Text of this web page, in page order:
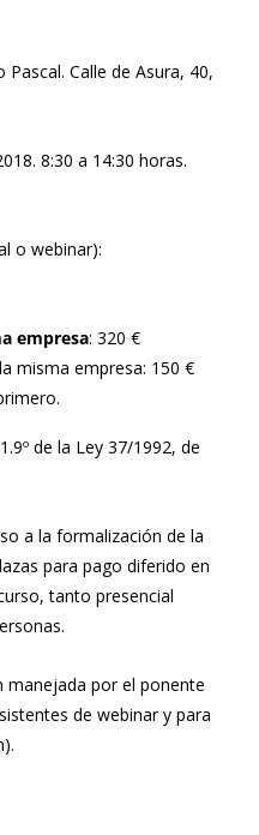
Pascal. Calle de Asura, 40,
8:30 a 14:30 horas.
o webinar):
empresa: 320 €
misma empresa: 150 €
de la Ley 37/1992, de
a la formalización de la
para pago diferido en
tanto presencial
manejada por el ponente
de webinar y para